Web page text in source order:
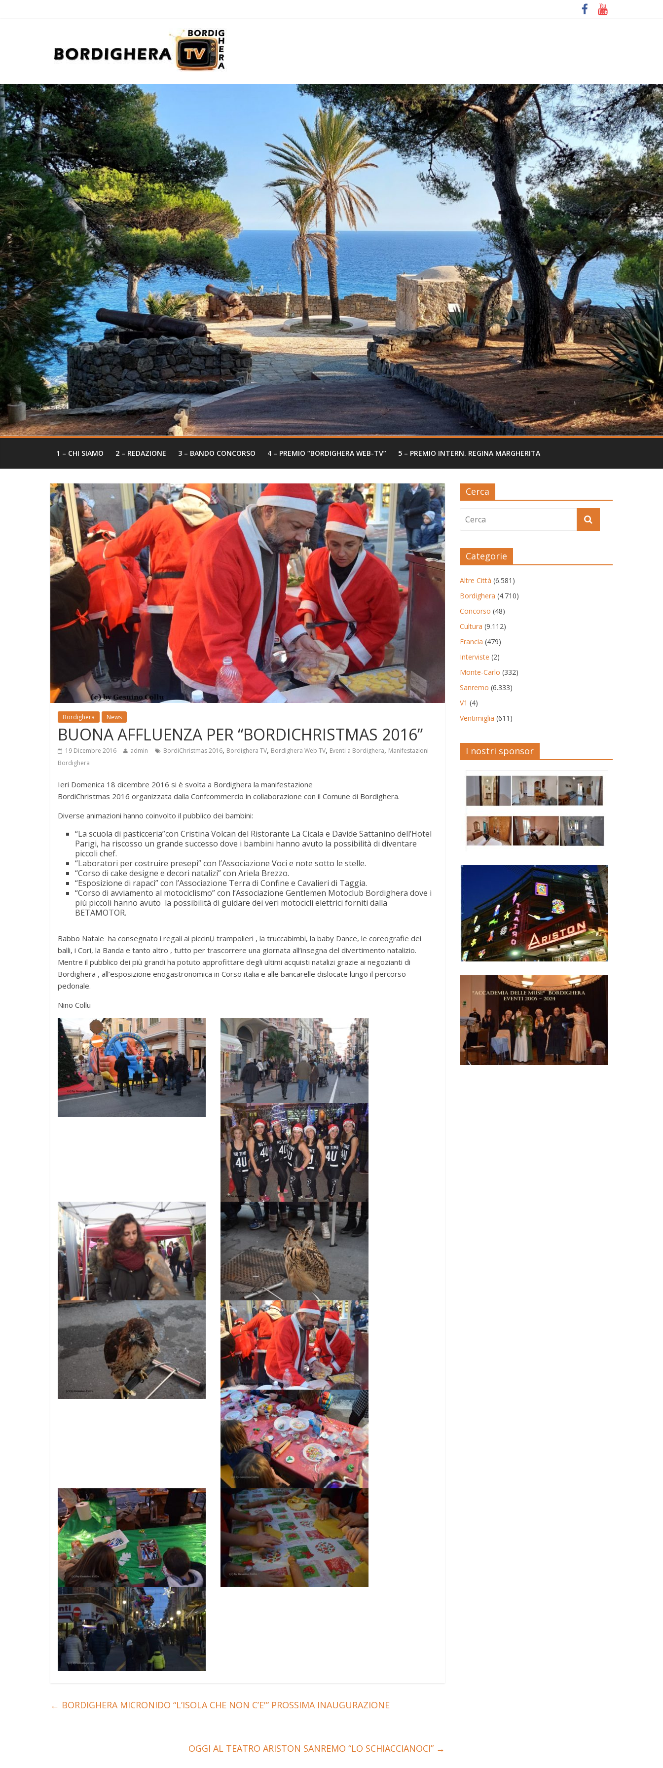
1 – CHI SIAMO 2 – REDAZIONE 3 – BANDO CONCORSO 4 – PREMIO “BORDIGHERA WEB-TV” 5 – PREMIO INTERN. REGINA MARGHERITA
Bordighera News
BUONA AFFLUENZA PER “BORDICHRISTMAS 2016”
19 Dicembre 2016 admin BordiChristmas 2016, Bordighera TV, Bordighera Web TV, Eventi a Bordighera, Manifestazioni
Bordighera
Ieri Domenica 18 dicembre 2016 si è svolta a Bordighera la manifestazione
BordiChristmas 2016 organizzata dalla Confcommercio in collaborazione con il Comune di Bordighera.
Diverse animazioni hanno coinvolto il pubblico dei bambini:
“La scuola di pasticceria”con Cristina Volcan del Ristorante La Cicala e Davide Sattanino dell’Hotel
Parigi, ha riscosso un grande successo dove i bambini hanno avuto la possibilità di diventare
piccoli chef.
“Laboratori per costruire presepi” con l’Associazione Voci e note sotto le stelle.
“Corso di cake designe e decori natalizi” con Ariela Brezzo.
“Esposizione di rapaci” con l’Associazione Terra di Confine e Cavalieri di Taggia.
“Corso di avviamento al motociclismo” con l’Associazione Gentlemen Motoclub Bordighera dove i
più piccoli hanno avuto la possibilità di guidare dei veri motocicli elettrici forniti dalla
BETAMOTOR.
Babbo Natale ha consegnato i regali ai piccini,i trampolieri , la truccabimbi, la baby Dance, le coreografie dei
balli, i Cori, la Banda e tanto altro , tutto per trascorrere una giornata all’insegna del divertimento natalizio.
Mentre il pubblico dei più grandi ha potuto approfittare degli ultimi acquisti natalizi grazie ai negozianti di
Bordighera , all’esposizione enogastronomica in Corso italia e alle bancarelle dislocate lungo il percorso
pedonale.
Nino Collu
← BORDIGHERA MICRONIDO “L’ISOLA CHE NON C’E'” PROSSIMA INAUGURAZIONE
OGGI AL TEATRO ARISTON SANREMO “LO SCHIACCIANOCI” →
Cerca
Categorie
Altre Città (6.581)
Bordighera (4.710)
Concorso (48)
Cultura (9.112)
Francia (479)
Interviste (2)
Monte-Carlo (332)
Sanremo (6.333)
V1 (4)
Ventimiglia (611)
I nostri sponsor